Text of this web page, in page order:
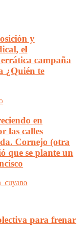
y
el
campaña
¿Quién te
en
las calles
Cornejo (otra
que se plante un
para frenar